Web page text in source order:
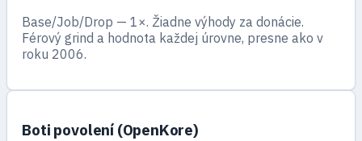
Base/Job/Drop — 1×. Žiadne výhody za donácie.
Férový grind a hodnota každej úrovne, presne ako v
roku 2006.
Boti povolení (OpenKore)